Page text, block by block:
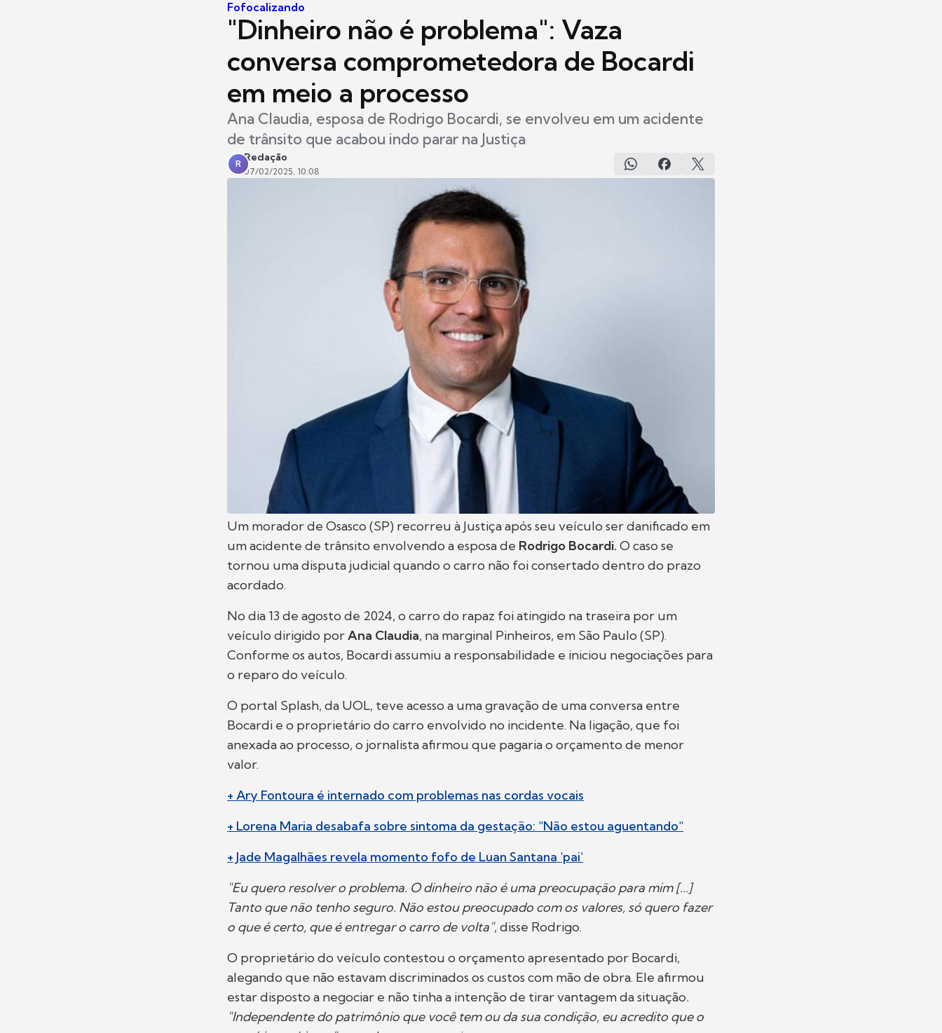
Fofocalizando
"Dinheiro não é problema": Vaza
conversa comprometedora de Bocardi
em meio a processo
Ana Claudia, esposa de Rodrigo Bocardi, se envolveu em um acidente
de trânsito que acabou indo parar na Justiça
R
Redação
07/02/2025, 10:08
Um morador de Osasco (SP) recorreu à Justiça após seu veículo ser danificado em
um acidente de trânsito envolvendo a esposa de Rodrigo Bocardi. O caso se
tornou uma disputa judicial quando o carro não foi consertado dentro do prazo
acordado.
No dia 13 de agosto de 2024, o carro do rapaz foi atingido na traseira por um
veículo dirigido porAna Claudia, na marginal Pinheiros, em São Paulo (SP).
Conforme os autos, Bocardi assumiu a responsabilidade e iniciou negociações para
o reparo do veículo.
O portal Splash, da UOL, teve acesso a uma gravação de uma conversa entre
Bocardi e o proprietário do carro envolvido no incidente. Na ligação, que foi
anexada ao processo, o jornalista afirmou que pagaria o orçamento de menor
valor.
+ Ary Fontoura é internado com problemas nas cordas vocais
+ Lorena Maria desabafa sobre sintoma da gestação: "Não estou aguentando"
+ Jade Magalhães revela momento fofo de Luan Santana 'pai'
"Eu quero resolver o problema. O dinheiro não é uma preocupação para mim [...]
Tanto que não tenho seguro. Não estou preocupado com os valores, só quero fazer
o que é certo, que é entregar o carro de volta", disse Rodrigo.
O proprietário do veículo contestou o orçamento apresentado por Bocardi,
alegando que não estavam discriminados os custos com mão de obra. Ele afirmou
estar disposto a negociar e não tinha a intenção de tirar vantagem da situação.
"Independente do patrimônio que você tem ou da sua condição, eu acredito que o